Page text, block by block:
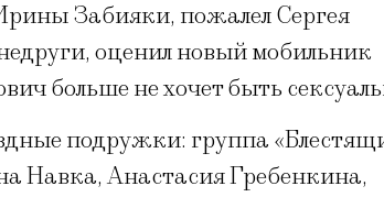
Забияки, пожалел Сергея
оценил новый мобильник
больше не хочет быть
подружки: группа
Навка, Анастасия Гребенкина,